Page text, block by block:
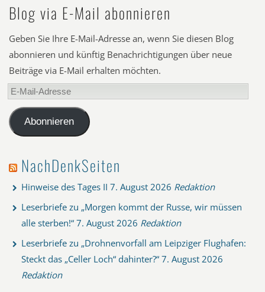
Blog via E-Mail abonnieren
Geben Sie Ihre E-Mail-Adresse an, wenn Sie diesen Blog
abonnieren und künftig Benachrichtigungen über neue
Beiträge via E-Mail erhalten möchten.
E-
Mail-
AdresseAbonnieren
NachDenkSeiten
Hinweise des Tages II 7. August 2026 Redaktion
Leserbriefe zu „Morgen kommt der Russe, wir müssen
alle sterben!“ 7. August 2026 Redaktion
Leserbriefe zu „Drohnenvorfall am Leipziger Flughafen:
Steckt das „Celler Loch“ dahinter?“ 7. August 2026
Redaktion